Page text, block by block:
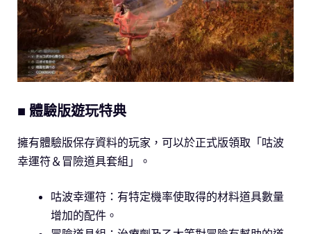
■ 體驗版遊玩特典
擁有體驗版保存資料的玩家，可以於正式版領取「咕波
幸運符＆冒險道具套組」。
咕波幸運符：有特定機率使取得的材料道具數量
增加的配件。